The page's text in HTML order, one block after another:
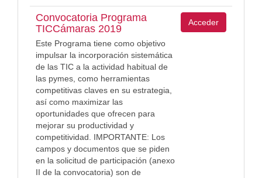
Convocatoria Programa
TICCámaras 2019
Este Programa tiene como objetivo
impulsar la incorporación sistemática
de las TIC a la actividad habitual de
las pymes, como herramientas
competitivas claves en su estrategia,
así como maximizar las
oportunidades que ofrecen para
mejorar su productividad y
competitividad. IMPORTANTE: Los
campos y documentos que se piden
en la solicitud de participación (anexo
II de la convocatoria) son de
Acceder